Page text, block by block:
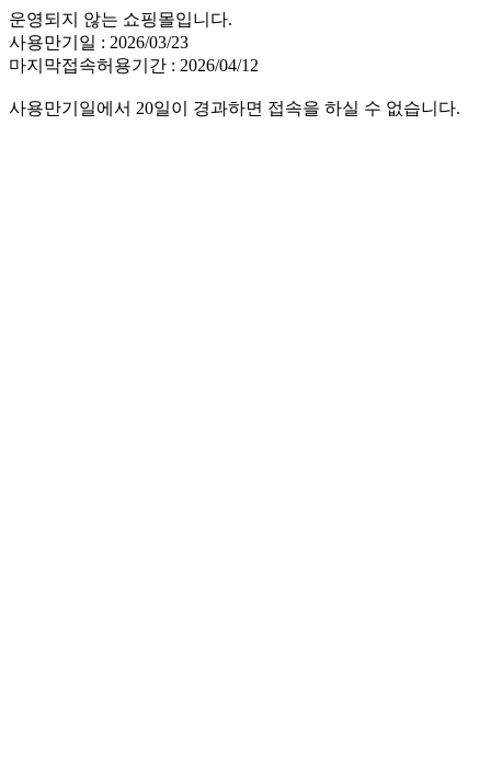
운영되지 않는 쇼핑몰입니다.
사용만기일 : 2026/03/23
마지막접속허용기간 : 2026/04/12
사용만기일에서 20일이 경과하면 접속을 하실 수 없습니다.